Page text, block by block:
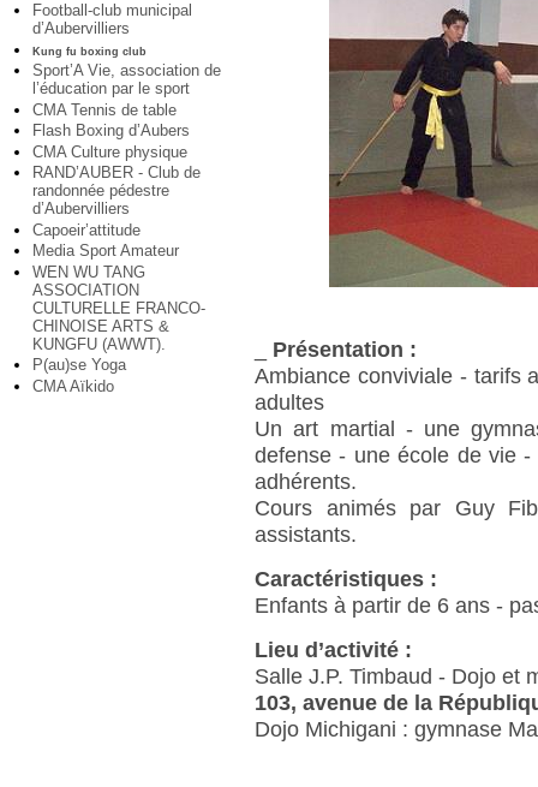
Football-club municipal
d’Aubervilliers
Kung fu boxing club
Sport’A Vie, association de
l’éducation par le sport
CMA Tennis de table
Flash Boxing d’Aubers
CMA Culture physique
RAND’AUBER - Club de
randonnée pédestre
d’Aubervilliers
Capoeir’attitude
Media Sport Amateur
WEN WU TANG
ASSOCIATION
CULTURELLE FRANCO-
CHINOISE ARTS &
KUNGFU (AWWT).
P(au)se Yoga
CMA Aïkido
Présentation :
Ambiance conviviale - tarifs
adultes
Un art martial - une
defense - une école de vie
adhérents.
Cours animés par Guy
assistants.
Caractéristiques :
Enfants à partir de 6 ans -
Lieu d’activité :
Salle J.P. Timbaud - Dojo et
103, avenue de la
Dojo Michigani : gymnase